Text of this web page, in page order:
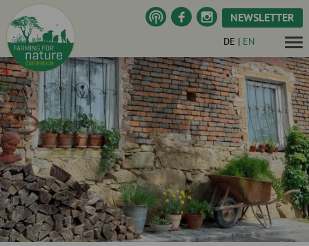
NEWSLETTER
DE | EN